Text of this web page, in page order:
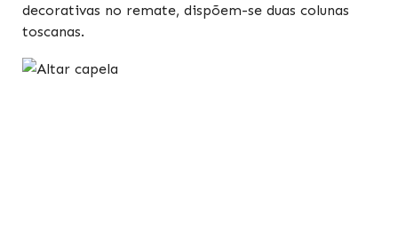
decorativas no remate, dispõem-se duas colunas
toscanas.